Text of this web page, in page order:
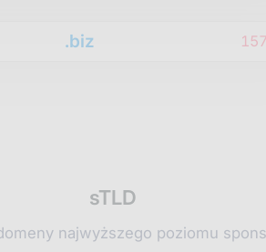
.biz
sTLD
najwyższego poziomu